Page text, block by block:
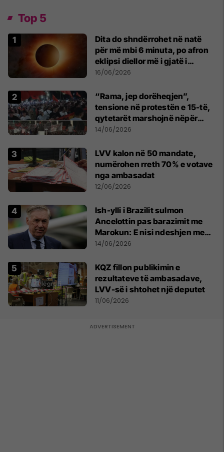
Top 5
Dita do shndërrohet në natë
për më mbi 6 minuta, po afron
eklipsi diellor më i gjatë i
shekullit të 21-të
16/06/2026
“Rama, jep dorëheqjen”,
tensione në protestën e 15-të,
qytetarët marshojnë nëpër
kryeqytet
14/06/2026
LVV kalon në 50 mandate,
numërohen rreth 70% e votave
nga ambasadat
12/06/2026
Ish-ylli i Brazilit sulmon
Ancelottin pas barazimit me
Marokun: E nisi ndeshjen me
formacionin e gabuar
14/06/2026
KQZ fillon publikimin e
rezultateve të ambasadave,
LVV-së i shtohet një deputet
11/06/2026